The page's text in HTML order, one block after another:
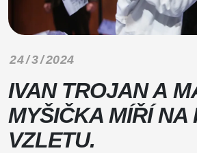
24 / 3 / 2024
IVAN TROJAN A
MYŠIČKA MÍŘÍ NA
VZLETU.